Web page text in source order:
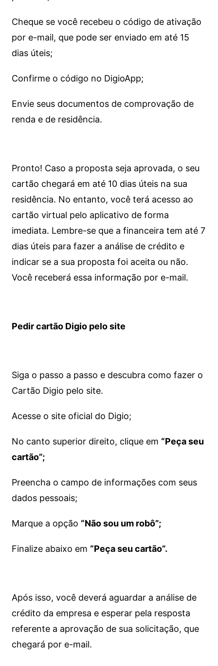
Cheque se você recebeu o código de ativação
por e-mail, que pode ser enviado em até 15
dias úteis;
Confirme o código no DigioApp;
Envie seus documentos de comprovação de
renda e de residência.
Pronto! Caso a proposta seja aprovada, o seu
cartão chegará em até 10 dias úteis na sua
residência. No entanto, você terá acesso ao
cartão virtual pelo aplicativo de forma
imediata. Lembre-se que a financeira tem até 7
dias úteis para fazer a análise de crédito e
indicar se a sua proposta foi aceita ou não.
Você receberá essa informação por e-mail.
Pedir cartão Digio pelo site
Siga o passo a passo e descubra como fazer o
Cartão Digio pelo site.
Acesse o site oficial do Digio;
No canto superior direito, clique em “Peça seu
cartão”;
Preencha o campo de informações com seus
dados pessoais;
Marque a opção “Não sou um robô”;
Finalize abaixo em “Peça seu cartão”.
Após isso, você deverá aguardar a análise de
crédito da empresa e esperar pela resposta
referente a aprovação de sua solicitação, que
chegará por e-mail.